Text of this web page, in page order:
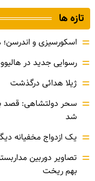
تازه ها
= اسکورسیزی و اندرسن؛
= رسوایی جدید در
= ژیلا هدائی درگذشت
= سحر دولتشاهی: قصد
شد
= یک ازدواج مخفیانه
= تصاویر دوربین
بهم ریخت